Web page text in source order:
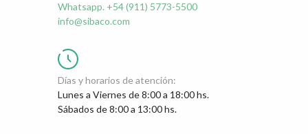
Whatsapp. +54 (911) 5773-5500
info@sibaco.com
Días y horarios de atención:
Lunes a Viernes de 8:00 a 18:00 hs.
Sábados de 8:00 a 13:00 hs.